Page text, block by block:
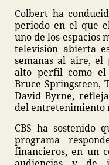
Colbert ha
periodo en el que
uno de los espacios
televisión abierta
semanas al aire,
alto perfil como el
Bruce Springsteen,
David Byrne,
del entretenimiento
CBS ha sostenido
programa
financieros, en un